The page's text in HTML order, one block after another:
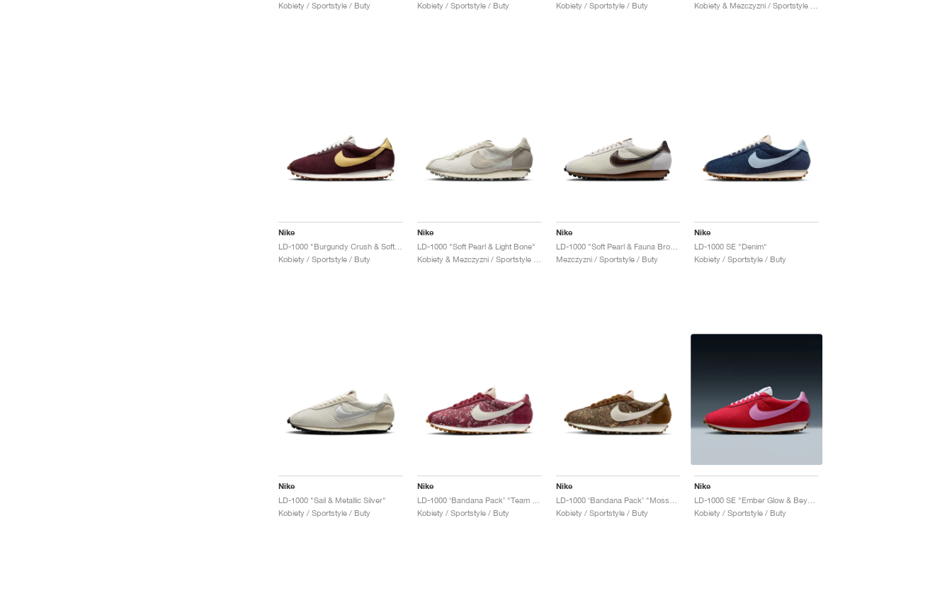
Kobiety / Sportstyle / Buty
Kobiety / Sportstyle / Buty
Kobiety / Sportstyle / Buty
Nike
Kobiety / Sportstyle / Buty
Nike
LD-1000 "Soft Pearl & Light Bone"
Nike
LD-1000 "Soft Pearl & Fauna Brown"
Mezczyzni / Sportstyle / Buty
Nike
LD-1000 SE "Denim"
Kobiety / Sportstyle / Buty
Nike
LD-1000 "Sail & Metallic Silver"
Kobiety / Sportstyle / Buty
Nike
Kobiety / Sportstyle / Buty
Nike
Kobiety / Sportstyle / Buty
Nike
Kobiety / Sportstyle / Buty